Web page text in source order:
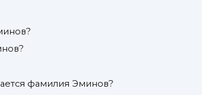
фамилия Эминов?